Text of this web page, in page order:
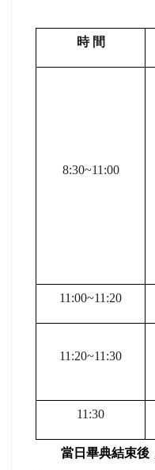
時 間
8:30~11:00
11:00~11:20
11:20~11:30
11:30
當日畢典結束後